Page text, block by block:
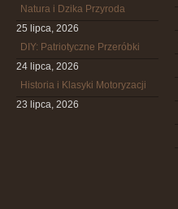
Natura i Dzika Przyroda
25 lipca, 2026
DIY: Patriotyczne Przeróbki
24 lipca, 2026
Historia i Klasyki Motoryzacji
23 lipca, 2026